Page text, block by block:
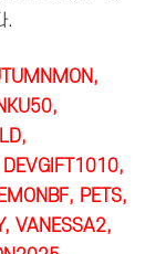
.
PETS,
VANESSA2,